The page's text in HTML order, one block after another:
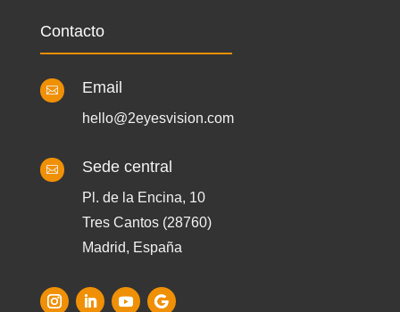
Contacto
 Email
hello@2eyesvision.com
 Sede central
Pl. de la Encina, 10
Tres Cantos (28760)
Madrid, España